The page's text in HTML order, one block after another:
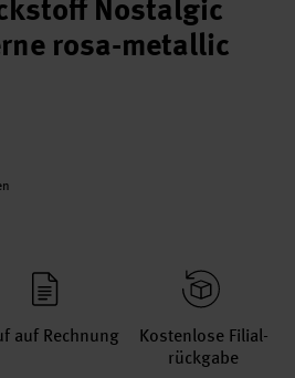
Nostalgic
rosa-metallic
auf Rechnung
Kosten­lose Filial­
rückgabe